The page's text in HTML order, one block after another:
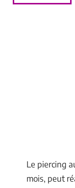
Le piercing
mois, peut